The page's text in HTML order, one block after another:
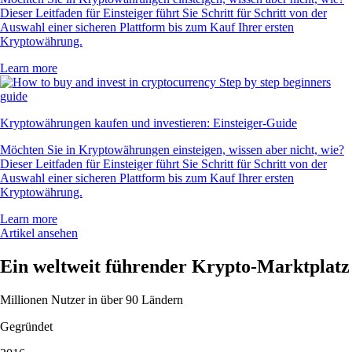
Dieser Leitfaden für Einsteiger führt Sie Schritt für Schritt von der
Auswahl einer sicheren Plattform bis zum Kauf Ihrer ersten
Kryptowährung.
Learn more
Kryptowährungen kaufen und investieren: Einsteiger-Guide
Möchten Sie in Kryptowährungen einsteigen, wissen aber nicht, wie?
Dieser Leitfaden für Einsteiger führt Sie Schritt für Schritt von der
Auswahl einer sicheren Plattform bis zum Kauf Ihrer ersten
Kryptowährung.
Learn more
Artikel ansehen
Ein weltweit führender Krypto-Marktplatz
Millionen Nutzer in über 90 Ländern
Gegründet